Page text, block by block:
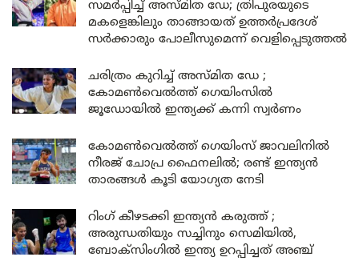
സമർപ്പിച്ച് അസ്മിത ഡേ; ത്രിപുരയുടെ
മകളെങ്കിലും താങ്ങായത് ഉത്തർപ്രദേശ്
സർക്കാരും പോലീസുമെന്ന് വെളിപ്പെടുത്തൽ
ചരിത്രം കുറിച്ച് അസ്മിത ഡേ ;
കോമൺവെൽത്ത് ഗെയിംസിൽ
ജൂഡോയിൽ ഇന്ത്യക്ക് കന്നി സ്വർണം
കോമൺവെൽത്ത് ഗെയിംസ് ജാവലിനിൽ
നീരജ് ചോപ്ര ഫൈനലിൽ; രണ്ട് ഇന്ത്യൻ
താരങ്ങൾ കൂടി യോഗ്യത നേടി
റിംഗ് കീഴടക്കി ഇന്ത്യൻ കരുത്ത് ;
അരുന്ധതിയും സച്ചിനും സെമിയിൽ,
ബോക്സിംഗിൽ ഇന്ത്യ ഉറപ്പിച്ചത് അഞ്ച്